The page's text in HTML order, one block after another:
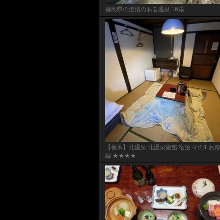
福島県の混浴のある温泉 16湯
【栃木】北温泉 北温泉旅館 宿泊 その1 お
編 ★★★★